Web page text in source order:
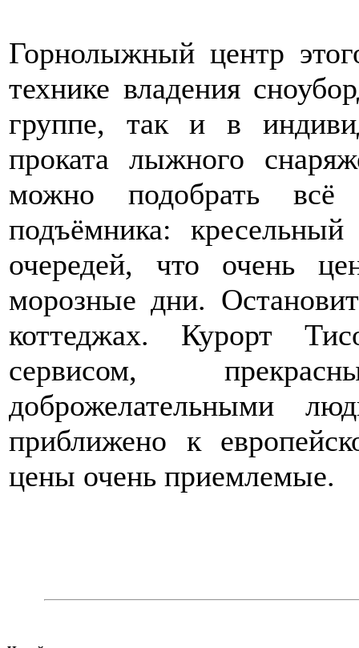
Горнолыжный центр
технике владения
группе, так и в
проката лыжного
можно подобрать всё
подъёмника:
очередей, что очень
морозные дни.
коттеджах. Курорт
сервисом,
доброжелательными
приближено к
цены очень приемлемые.